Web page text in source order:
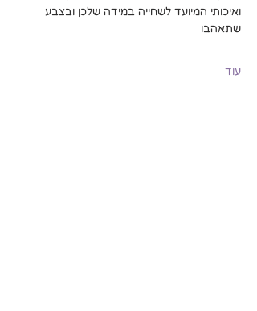
ואיכותי המיועד לשחייה במידה שלכן ובצבע
שתאהבו
עוד